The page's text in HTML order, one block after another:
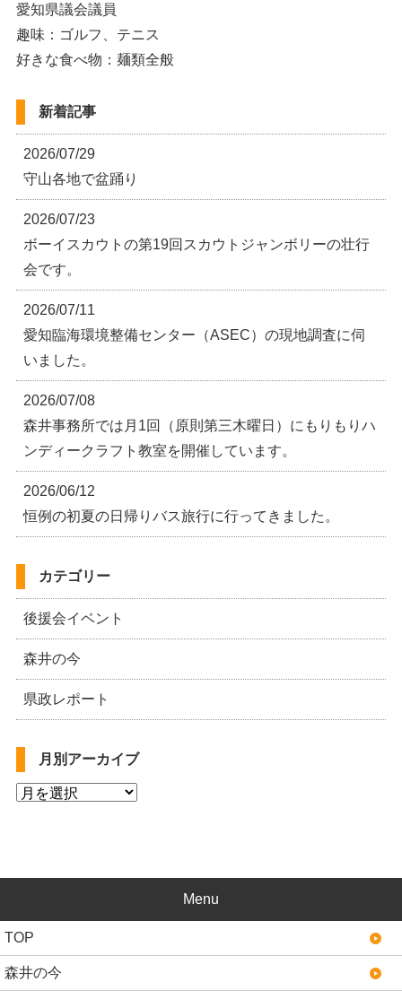
愛知県議会議員
趣味：ゴルフ、テニス
好きな食べ物：麺類全般
新着記事
2026/07/29
守山各地で盆踊り
2026/07/23
ボーイスカウトの第19回スカウトジャンボリーの壮行
会です。
2026/07/11
愛知臨海環境整備センター（ASEC）の現地調査に伺
いました。
2026/07/08
森井事務所では月1回（原則第三木曜日）にもりもりハ
ンディークラフト教室を開催しています。
2026/06/12
恒例の初夏の日帰りバス旅行に行ってきました。
カテゴリー
後援会イベント
森井の今
県政レポート
月別アーカイブ
Menu
TOP
森井の今